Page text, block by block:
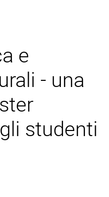
e
- una
studenti